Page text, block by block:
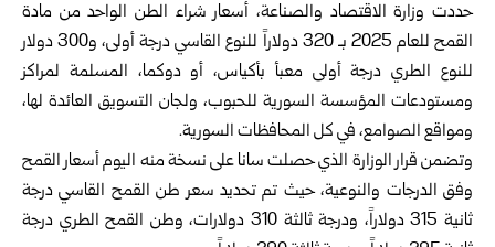
حددت وزارة الاقتصاد والصناعة، أسعار شراء الطن الواحد من مادة
القمح للعام 2025 بـ
320 دولاراً للنوع القاسي درجة أولى، و300 دولار
للنوع الطري درجة أولى معبأ بأكياس، أو دوكما، المسلمة لمراكز
ومستودعات المؤسسة السورية للحبوب، ولجان التسويق العائدة لها،
ومواقع الصوامع، في كل المحافظات السورية.
وتضمن قرار الوزارة الذي حصلت سانا على نسخة منه اليوم أسعار القمح
وفق الدرجات والنوعية، حيث تم تحديد سعر طن القمح القاسي درجة
ثانية 315 دولاراً، ودرجة ثالثة 310 دولارات، وطن القمح الطري درجة